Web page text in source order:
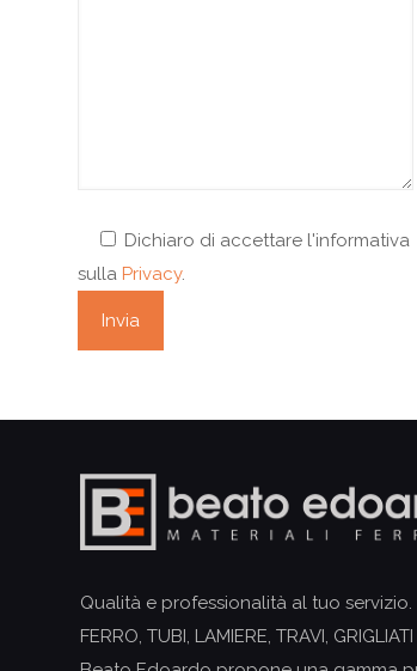
Dichiaro di accettare l'informativa
sulla Privacy.
Qualità e professionalità al tuo servizio.
FERRO, TUBI, LAMIERE, TRAVI, GRIGLIATI